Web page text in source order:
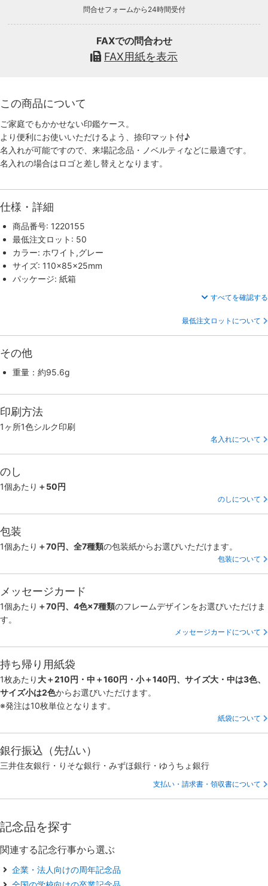
問合せフォームから24時間受付
FAXでの問合わせ
FAX用紙を表示
この商品について
ご家庭でもかかせない印鑑ケース。
より便利にお使いいただけるよう、捺印マット付♪
名入れが可能ですので、来場記念品・ノベルティなどに最適です。
名入れの場合はロゴと差し替えとなります。
仕様・詳細
商品番号: 1220155
最低注文ロット: 50
カラー: ホワイト,グレー
サイズ: 110×85×25mm
パッケージ: 紙箱
すべてを確認する
最低注文ロットについて
その他
重量：約95.6g
印刷方法
1ヶ所1色シルク印刷
名入れについて
のし
1個あたり ＋50円
のしについて
包装
1個あたり ＋70円、全7種類の包装紙からお選びいただけます。
包装について
メッセージカード
1個あたり ＋70円、4色×7種類のフレームデザインをお選びいただけま
す。
メッセージカードについて
持ち帰り用紙袋
1枚あたり 大＋210円・中＋160円・小＋140円、サイズ大・中は3色、
サイズ小は2色からお選びいただけます。
※発注は10枚単位となります。
紙袋について
銀行振込（先払い）
三井住友銀行・りそな銀行・みずほ銀行・ゆうちょ銀行
支払い・請求書・領収書について
記念品を探す
関連する記念行事から選ぶ
企業・法人向けの周年記念品